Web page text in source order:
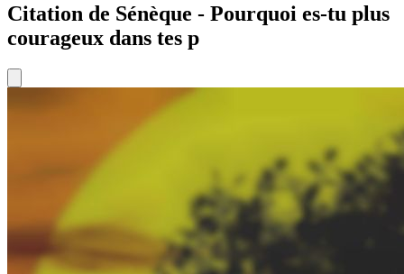
Citation de Sénèque - Pourquoi es-tu plus
courageux dans tes p